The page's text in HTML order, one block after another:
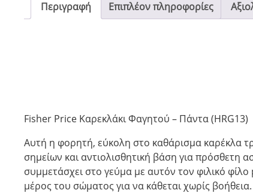
Περιγραφή Επιπλέον πληροφορίες
Fisher Price Καρεκλάκι Φαγητού – Πάντα (HRG13)
Αυτή η φορητή, εύκολη στο καθάρισμα καρέκλα
σημείων και αντιολισθητική βάση για πρόσθετη
συμμετάσχει στο γεύμα με αυτόν τον φιλικό
μέρος του σώματος για να κάθεται χωρίς βοήθεια.